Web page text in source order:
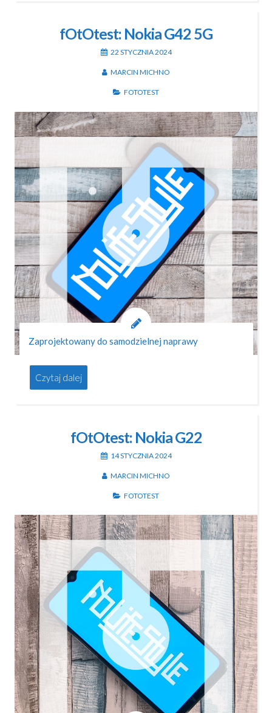
fOtOtest: Nokia G42 5G
22 STYCZNIA 2024
MARCIN MICHNO
FOTOTEST
Zaprojektowany do samodzielnej naprawy
Czytaj dalej
fOtOtest: Nokia G22
14 STYCZNIA 2024
MARCIN MICHNO
FOTOTEST